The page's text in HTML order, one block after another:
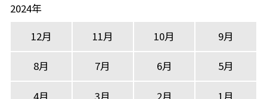
2024年
12月
11月 10月 9月
8月 7月 6月 5月
4月 3月 2月 1月